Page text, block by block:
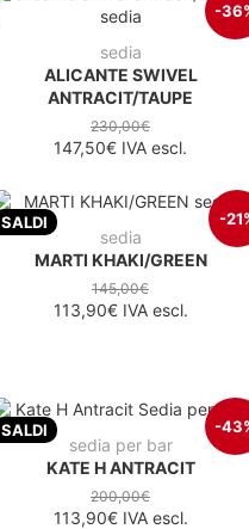
-
sedia
ALICANTE SWIVEL
ANTRACIT/TAUPE
230,00€
147,50€ IVA escl.
SALDI -
sedia
MARTI KHAKI/GREEN
145,00€
113,90€IVA escl.
SALDI -
sedia per bar
KATE H ANTRACIT
200,00€
113,90€IVA escl.